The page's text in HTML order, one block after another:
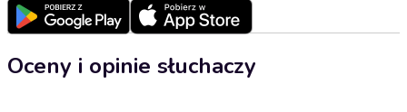
Oceny i opinie słuchaczy